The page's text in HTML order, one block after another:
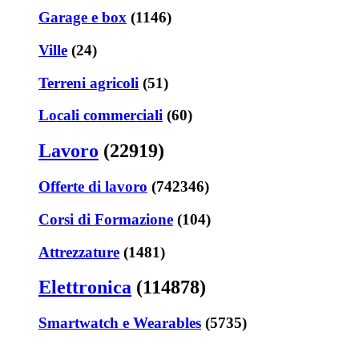
Garage e box (1146)
Ville (24)
Terreni agricoli (51)
Locali commerciali (60)
Lavoro (22919)
Offerte di lavoro (742346)
Corsi di Formazione (104)
Attrezzature (1481)
Elettronica (114878)
Smartwatch e Wearables (5735)